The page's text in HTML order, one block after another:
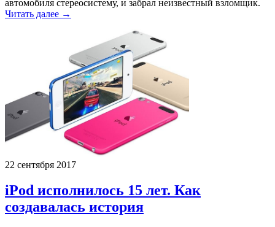
автомобиля стереосистему, и забрал неизвестный взломщик.
Читать далее →
22 сентября 2017
iPod исполнилось 15 лет. Как
создавалась история